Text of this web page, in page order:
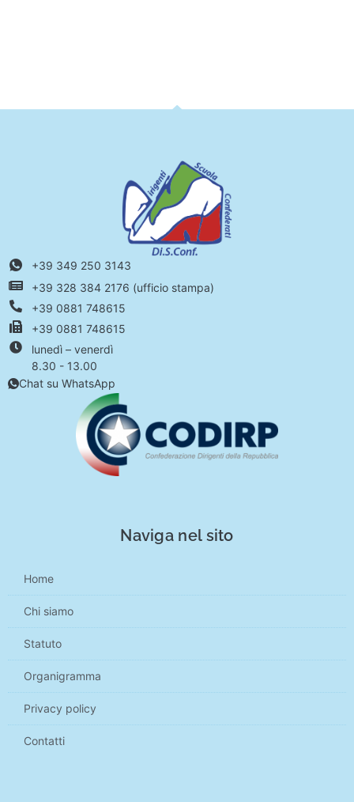
+39 349 250 3143
+39 328 384 2176 (ufficio stampa)
+39 0881 748615
+39 0881 748615
lunedì – venerdì
8.30 - 13.00
Chat su WhatsApp
Naviga nel sito
Home
Chi siamo
Statuto
Organigramma
Privacy policy
Contatti